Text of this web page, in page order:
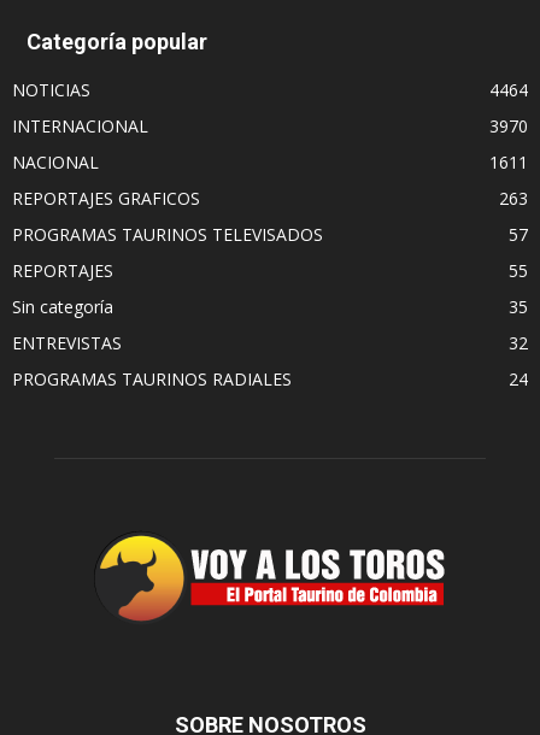
Categoría popular
NOTICIAS
4464
INTERNACIONAL
3970
NACIONAL
1611
REPORTAJES GRAFICOS
263
PROGRAMAS TAURINOS TELEVISADOS
57
REPORTAJES
55
Sin categoría
35
ENTREVISTAS
32
PROGRAMAS TAURINOS RADIALES
24
SOBRE NOSOTROS